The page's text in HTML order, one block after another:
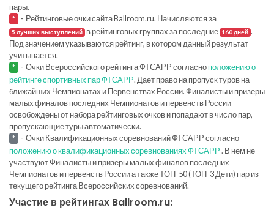
пары.
* - Рейтинговые очки сайта Ballroom.ru. Начисляются за
5 лучших выступлений в рейтинговых группах за последние 160 дней .
Под значением указываются рейтинг, в котором данный результат
учитывается.
* - Очки Всероссийского рейтинга ФТСАРР согласноположению о
рейтинге спортивных пар ФТСАРР. Дает право на пропуск туров на
ближайших Чемпионатах и Первенствах России. Финалисты и призеры
малых финалов последних Чемпионатов и первенств России
освобождены от набора рейтинговых очков и попадают в число пар,
пропускающие туры автоматически.
* - Очки Квалификационных соревнований ФТСАРР согласно
положению о квалификационных соревнованиях ФТСАРР. В нем не
участвуют Финалисты и призеры малых финалов последних
Чемпионатов и первенств России а также ТОП-50 (ТОП-3 Дети) пар из
текущего рейтинга Всероссийских соревнований.
Участие в рейтингах Ballroom.ru: